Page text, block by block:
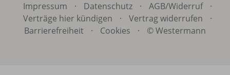
Impressum · Datenschutz · AGB/Widerruf
·
Verträge hier kündigen
· Vertrag widerrufen
·
Barrierefreiheit
· Cookies · © Westermann